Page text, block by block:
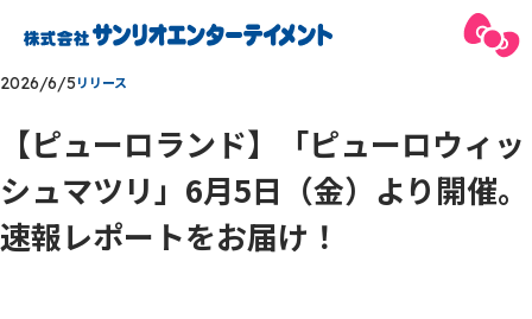
2026/6/5リリース
【ピューロランド】「ピューロウィッ
シュマツリ」6月5日（金）より開催。
速報レポートをお届け！